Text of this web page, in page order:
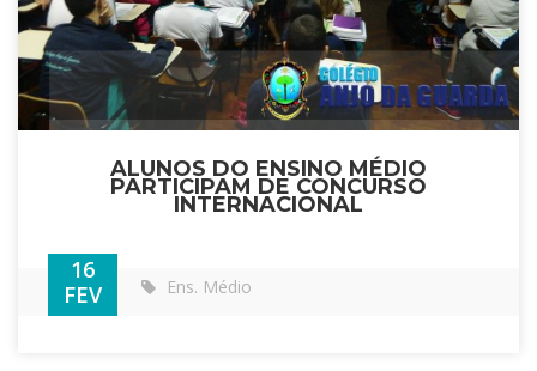
ALUNOS DO ENSINO MÉDIO
PARTICIPAM DE CONCURSO
INTERNACIONAL
16
FEV
Ens. Médio